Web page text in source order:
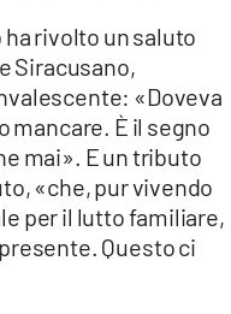
rivolto un saluto
Siracusano,
«Doveva
mancare. È il segno
mai». E un tributo
«che, pur vivendo
per il lutto familiare,
Questo ci